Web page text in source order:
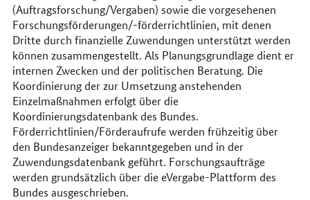
(Auftragsforschung/Vergaben) sowie die vorgesehenen
Forschungsförderungen/-förderrichtlinien, mit denen
Dritte durch finanzielle Zuwendungen unterstützt werden
können zusammengestellt. Als Planungsgrundlage dient er
internen Zwecken und der politischen Beratung. Die
Koordinierung der zur Umsetzung anstehenden
Einzelmaßnahmen erfolgt über die
Koordinierungsdatenbank des Bundes.
Förderrichtlinien/Förderaufrufe werden frühzeitig über
den Bundesanzeiger bekanntgegeben und in der
Zuwendungsdatenbank geführt. Forschungsaufträge
werden grundsätzlich über die eVergabe-Plattform des
Bundes ausgeschrieben.